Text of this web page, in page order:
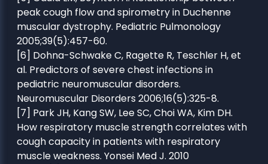
peak cough flow and spirometry in Duchenne
muscular dystrophy. Pediatric Pulmonology
2005;39(5):457-60.
[6] Dohna-Schwake C, Ragette R, Teschler H, et
al. Predictors of severe chest infections in
pediatric neuromuscular disorders.
Neuromuscular Disorders 2006;16(5):325-8.
[7] Park JH, Kang SW, Lee SC, Choi WA, Kim DH.
How respiratory muscle strength correlates with
cough capacity in patients with respiratory
muscle weakness. Yonsei Med J. 2010